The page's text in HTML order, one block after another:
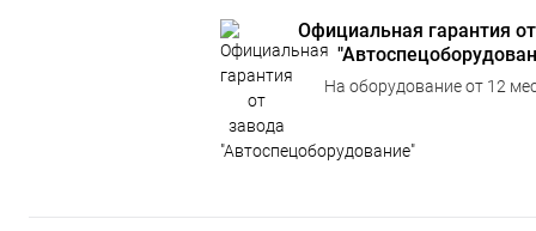
Официальная гарантия
На оборудование от 12